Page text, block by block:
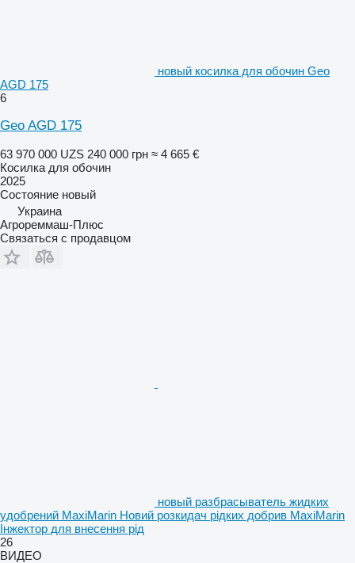
новый косилка для обочин Geo
AGD 175
6
Geo AGD 175
63 970 000 UZS 240 000 грн ≈ 4 665 €
Косилка для обочин
2025
Состояние новый
Украина
Агрореммаш-Плюс
Связаться с продавцом
новый разбрасыватель жидких
удобрений MaxiMarin Новий розкидач рідких добрив MaxiMarin
Інжектор для внесення рід
26
ВИДЕО